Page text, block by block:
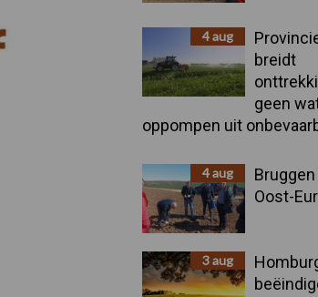
4 aug
breidt
geen
oppompen uit
4 aug
Oost-
3 aug